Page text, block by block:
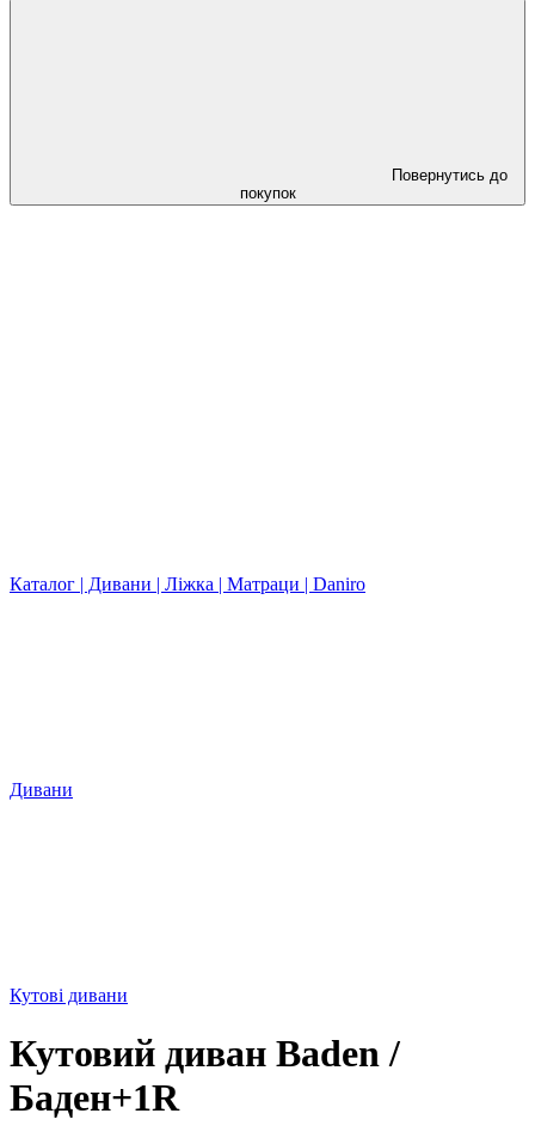
Повернутись до
покупок
Каталог | Дивани | Ліжка | Матраци | Daniro
Дивани
Кутові дивани
Кутовий диван Baden /
Баден+1R